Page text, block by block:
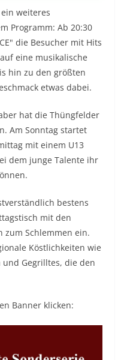
weiteres
Programm: Ab 20:30
die Besucher mit Hits
eine musikalische
hin zu den größten
etwas dabei.
hat die Thüngfelder
Am Sonntag startet
mit einem U13
dem junge Talente ihr
bestens
mit den
zum Schlemmen ein.
Köstlichkeiten wie
und Gegrilltes, die den
Banner klicken: